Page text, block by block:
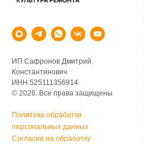
ИП Сафронов Дмитрий
Константинович
ИНН 525111356914
© 2026. Все права защищены
Политика обработки
персональных данных
Согласие на обработку